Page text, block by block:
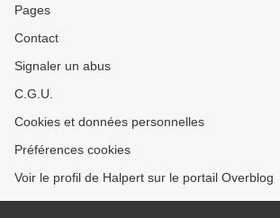
Pages
Contact
Signaler un abus
C.G.U.
Cookies et données personnelles
Préférences cookies
Voir le profil de Halpert sur le portail Overblog